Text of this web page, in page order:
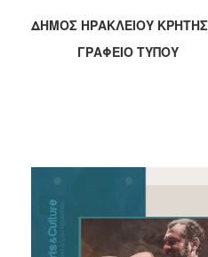
2020
2019
2012
2011
ΔΗΜΟΣ ΗΡΑΚΛΕΙΟΥ ΚΡΗΤΗΣ
ΓΡΑΦΕΙΟ ΤΥΠΟΥ